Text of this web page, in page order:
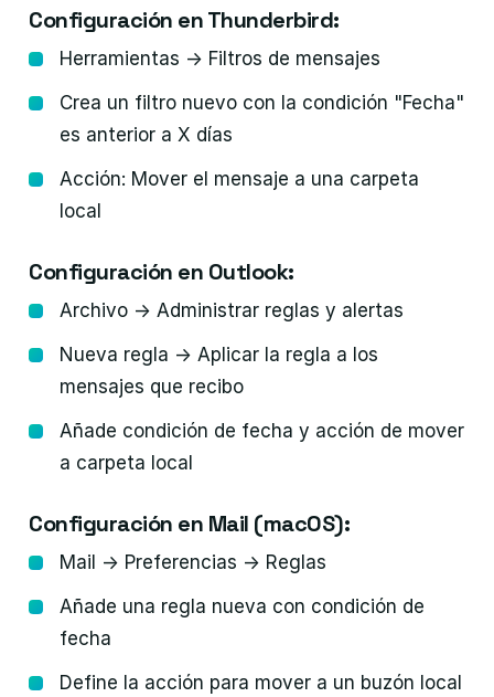
Configuración en Thunderbird:
Herramientas → Filtros de mensajes
Crea un filtro nuevo con la condición "Fecha"
es anterior a X días
Acción: Mover el mensaje a una carpeta
local
Configuración en Outlook:
Archivo → Administrar reglas y alertas
Nueva regla → Aplicar la regla a los
mensajes que recibo
Añade condición de fecha y acción de mover
a carpeta local
Configuración en Mail (macOS):
Mail → Preferencias → Reglas
Añade una regla nueva con condición de
fecha
Define la acción para mover a un buzón local